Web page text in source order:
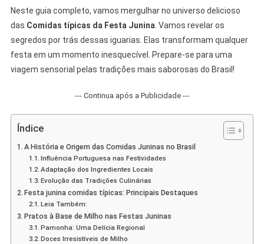
Neste guia completo, vamos mergulhar no universo delicioso
das Comidas típicas da Festa Junina . Vamos revelar os
segredos por trás dessas iguarias. Elas transformam qualquer
festa em um momento inesquecível. Prepare-se para uma
viagem sensorial pelas tradições mais saborosas do Brasil!
--- Continua após a Publicidade ---
Índice
A História e Origem das Comidas Juninas no Brasil
Influência Portuguesa nas Festividades
Adaptação dos Ingredientes Locais
Evolução das Tradições Culinárias
Festa junina comidas típicas: Principais Destaques
Leia Também:
Pratos à Base de Milho nas Festas Juninas
Pamonha: Uma Delícia Regional
Doces Irresistíveis de Milho